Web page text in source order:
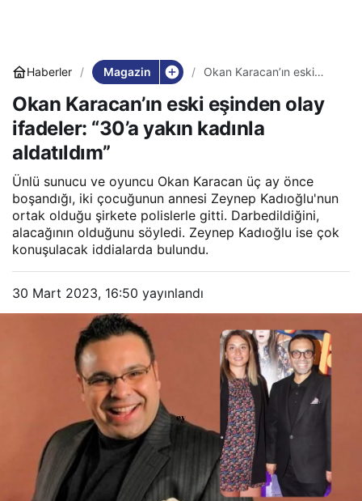
Haberler Magazin
Okan Karacan’ın eski
“30’a yakın kadınla
aldatıldım”
Okan Karacan’ın eski eşinden olay
ifadeler: “30’a yakın kadınla
aldatıldım”
Ünlü sunucu ve oyuncu Okan Karacan üç ay önce
boşandığı, iki çocuğunun annesi Zeynep Kadıoğlu'nun
ortak olduğu şirkete polislerle gitti. Darbedildiğini,
alacağının olduğunu söyledi. Zeynep Kadıoğlu ise çok
konuşulacak iddialarda bulundu.
30 Mart 2023, 16:50 yayınlandı